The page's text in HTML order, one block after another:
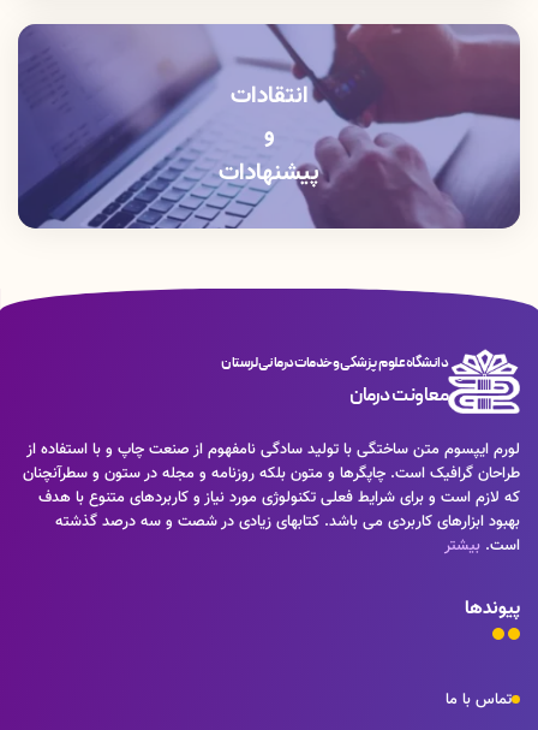
انتقادات
و
پیشنهادات
دانشگاه علوم پزشکی و خدمات درمانی لرستان
معاونت درمان
لورم ایپسوم متن ساختگی با تولید سادگی نامفهوم از صنعت چاپ و با استفاده از
طراحان گرافیک است. چاپگرها و متون بلکه روزنامه و مجله در ستون و سطرآنچنان
که لازم است و برای شرایط فعلی تکنولوژی مورد نیاز و کاربردهای متنوع با هدف
بهبود ابزارهای کاربردی می باشد. کتابهای زیادی در شصت و سه درصد گذشته
است. بیشتر
پیوندها
تماس با ما